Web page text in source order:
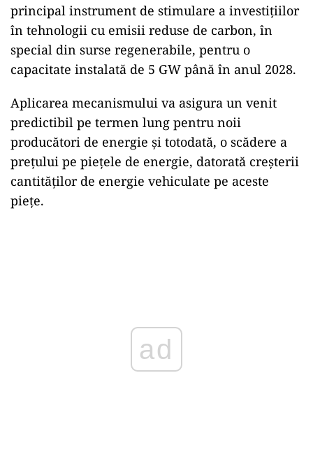
principal instrument de stimulare a investițiilor
în tehnologii cu emisii reduse de carbon, în
special din surse regenerabile, pentru o
capacitate instalată de 5 GW până în anul 2028.
Aplicarea mecanismului va asigura un venit
predictibil pe termen lung pentru noii
producători de energie și totodată, o scădere a
prețului pe piețele de energie, datorată creșterii
cantităților de energie vehiculate pe aceste
piețe.
ad